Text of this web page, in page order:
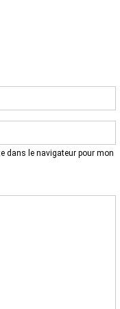
dans le navigateur pour mon